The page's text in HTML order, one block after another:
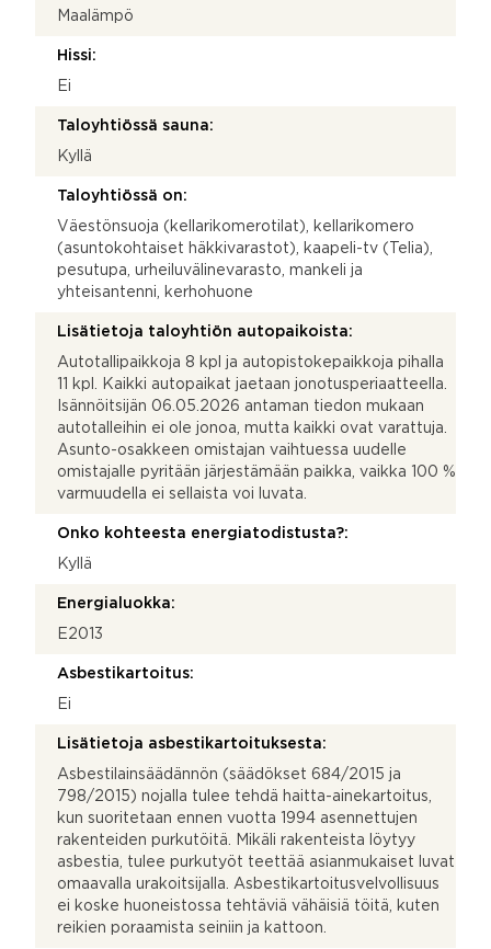
Maalämpö
Hissi:
Ei
Taloyhtiössä sauna:
Kyllä
Taloyhtiössä on:
Väestönsuoja (kellarikomerotilat), kellarikomero
(asuntokohtaiset häkkivarastot), kaapeli-tv (Telia),
pesutupa, urheiluvälinevarasto, mankeli ja
yhteisantenni, kerhohuone
Lisätietoja taloyhtiön autopaikoista:
Autotallipaikkoja 8 kpl ja autopistokepaikkoja pihalla
11 kpl. Kaikki autopaikat jaetaan jonotusperiaatteella.
Isännöitsijän 06.05.2026 antaman tiedon mukaan
autotalleihin ei ole jonoa, mutta kaikki ovat varattuja.
Asunto-osakkeen omistajan vaihtuessa uudelle
omistajalle pyritään järjestämään paikka, vaikka 100 %
varmuudella ei sellaista voi luvata.
Onko kohteesta energiatodistusta?:
Kyllä
Energialuokka:
E2013
Asbestikartoitus:
Ei
Lisätietoja asbestikartoituksesta:
Asbestilainsäädännön (säädökset 684/2015 ja
798/2015) nojalla tulee tehdä haitta-ainekartoitus,
kun suoritetaan ennen vuotta 1994 asennettujen
rakenteiden purkutöitä. Mikäli rakenteista löytyy
asbestia, tulee purkutyöt teettää asianmukaiset luvat
omaavalla urakoitsijalla. Asbestikartoitusvelvollisuus
ei koske huoneistossa tehtäviä vähäisiä töitä, kuten
reikien poraamista seiniin ja kattoon.